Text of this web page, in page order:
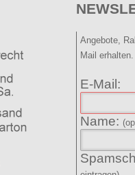
Angebote,
Mail erhalten.
E-Mail:
Name: